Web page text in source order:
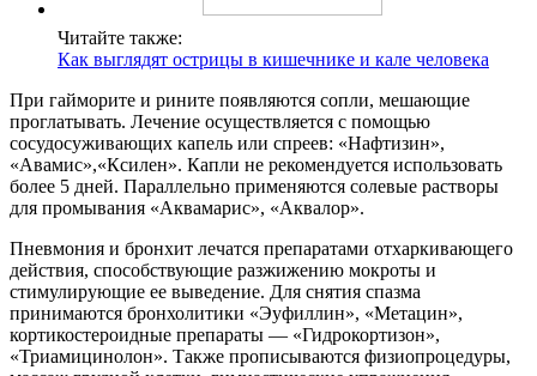
Читайте также:
Как выглядят острицы в кишечнике и кале человека
При гайморите и рините появляются сопли, мешающие
проглатывать. Лечение осуществляется с помощью
сосудосуживающих капель или спреев: «Нафтизин»,
«Авамис»,«Ксилен». Капли не рекомендуется использовать
более 5 дней. Параллельно применяются солевые растворы
для промывания «Аквамарис», «Аквалор».
Пневмония и бронхит лечатся препаратами отхаркивающего
действия, способствующие разжижению мокроты и
стимулирующие ее выведение. Для снятия спазма
принимаются бронхолитики «Эуфиллин», «Метацин»,
кортикостероидные препараты — «Гидрокортизон»,
«Триамицинолон». Также прописываются физиопроцедуры,